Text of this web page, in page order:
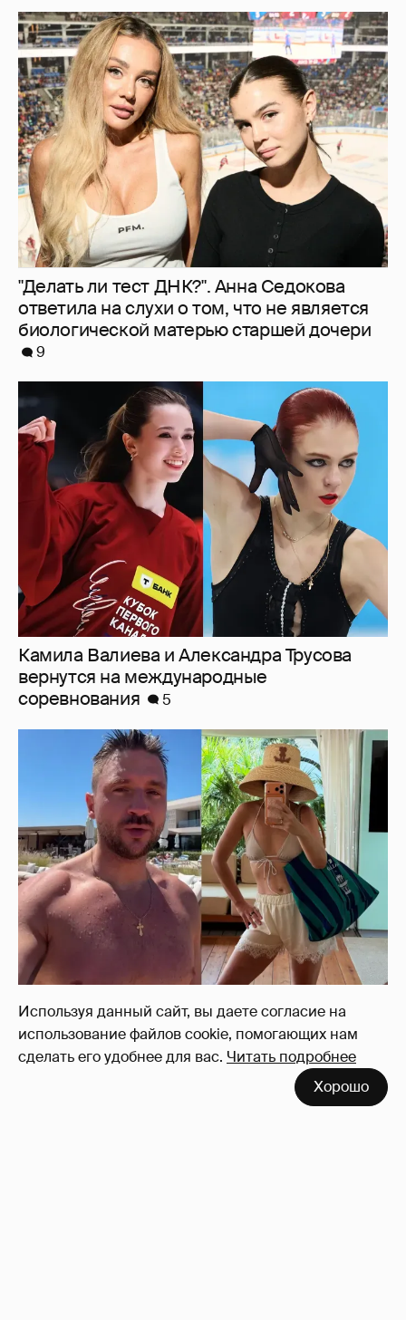
Используя данный сайт, вы даете согласие на
использование файлов cookie, помогающих нам
сделать его удобнее для вас. Читать подробнее
Хорошо
"Делать ли тест ДНК?". Анна Седокова
ответила на слухи о том, что не является
биологической матерью старшей дочери
9
Камила Валиева и Александра Трусова
вернутся на международные
соревнования
5
От Шанхая до Мальдив: как отдыхают
Сергей Лазарев с детьми, Ксения Собчак
и Наиля Аскер-заде
9